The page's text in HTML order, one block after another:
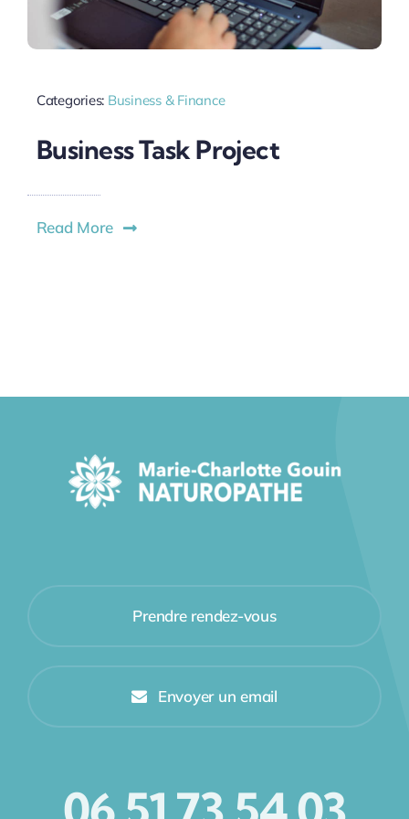
Categories: Business & Finance
Business Task Project
Read More
Prendre rendez-vous
Envoyer un email